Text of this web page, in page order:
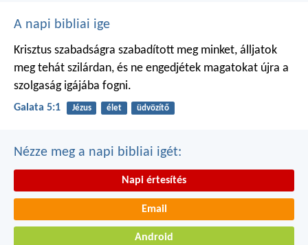
A napi bibliai ige
Krisztus szabadságra szabadított meg minket, álljatok
meg tehát szilárdan, és ne engedjétek magatokat újra a
szolgaság igájába fogni.
Galata 5:1 Jézus élet üdvözítő
Nézze meg a napi bibliai igét:
Napi értesítés
Email
Android